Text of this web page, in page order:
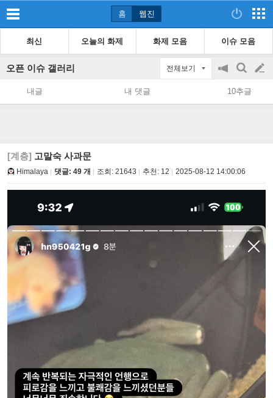
홈 웹진
최신 오늘의 화제 화제 모음 이슈 모음
오픈 이슈 갤러리 전체보기
공
지
on/off
검
색
글
쓰
내글 내 댓글 10추글
[계층] 고말숙 사과문
Himalaya 댓글: 49 개 조회: 21643 추천: 12 2025-08-12 14:00:06